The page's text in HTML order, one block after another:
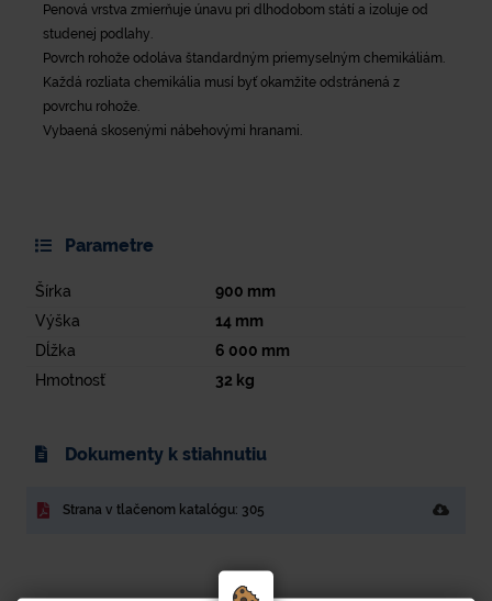
Penová vrstva zmierňuje únavu pri dlhodobom státí a izoluje od
studenej podlahy.
Povrch rohože odoláva štandardným priemyselným chemikáliám.
Každá rozliata chemikália musí byť okamžite odstránená z
povrchu rohože.
Vybaená skosenými nábehovými hranami.
Parametre
Šírka 900 mm
Výška
14mm
Dĺžka
6 000 mm
Hmotnosť
32 kg
Dokumenty k stiahnutiu
Strana v tlačenom katalógu: 305